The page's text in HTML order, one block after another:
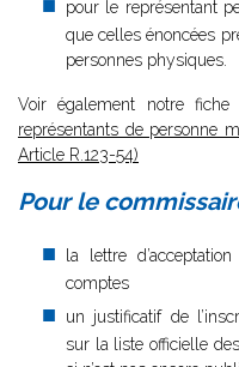
pour le représentant
que celles énoncées
personnes physiques.
Voir également notre fiche
représentants de personne
Article R.123-54)
Pour le
la lettre
comptes
un justificatif de
sur la liste officielle